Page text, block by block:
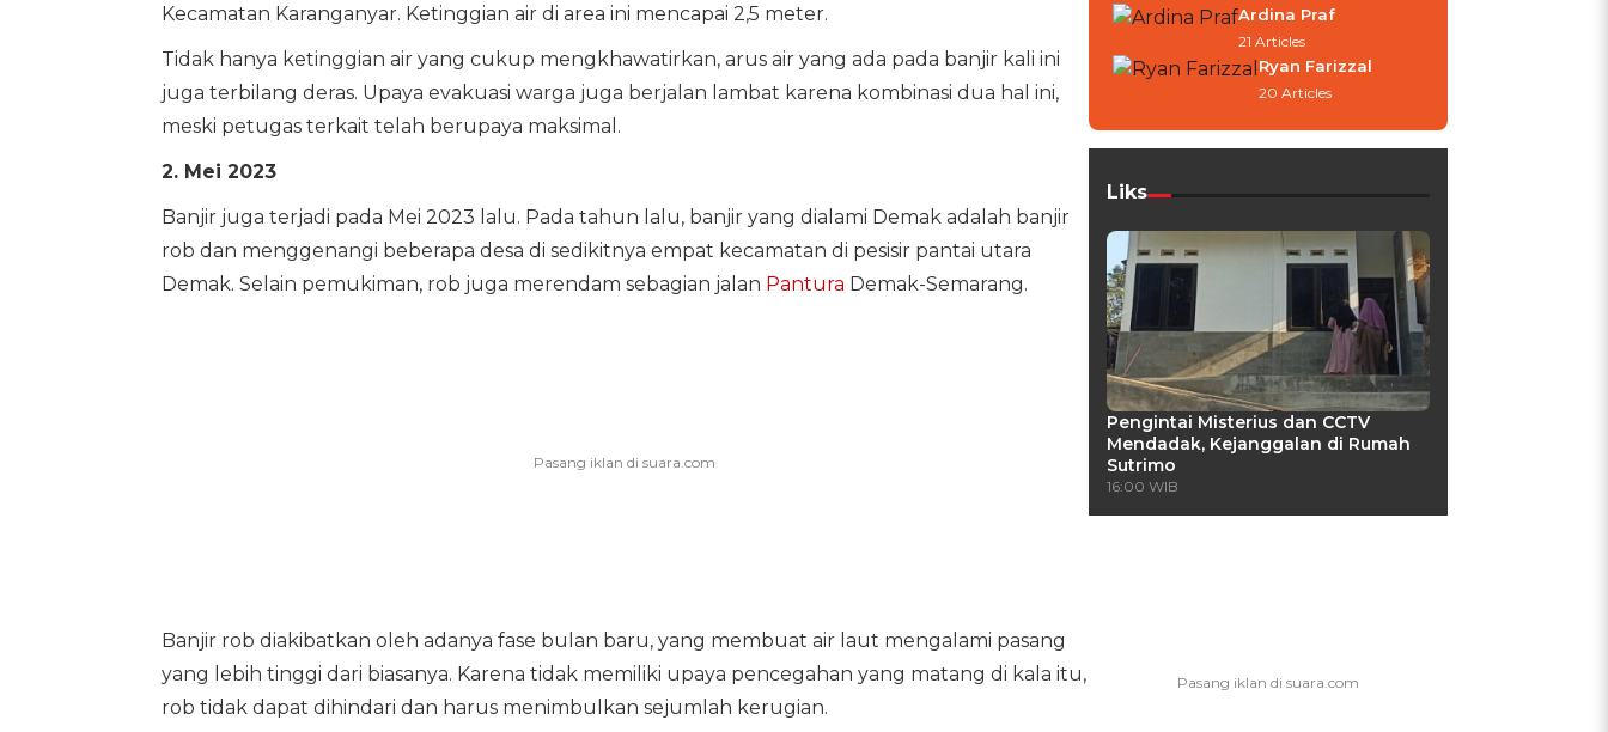
Kecamatan Karanganyar. Ketinggian air di area ini mencapai 2,5 meter.
Tidak hanya ketinggian air yang cukup mengkhawatirkan, arus air yang ada pada banjir kali ini
juga terbilang deras. Upaya evakuasi warga juga berjalan lambat karena kombinasi dua hal ini,
meski petugas terkait telah berupaya maksimal.
2. Mei 2023
Banjir juga terjadi pada Mei 2023 lalu. Pada tahun lalu, banjir yang dialami Demak adalah banjir
rob dan menggenangi beberapa desa di sedikitnya empat kecamatan di pesisir pantai utara
Demak. Selain pemukiman, rob juga merendam sebagian jalan Pantura Demak-Semarang.
Banjir rob diakibatkan oleh adanya fase bulan baru, yang membuat air laut mengalami pasang
yang lebih tinggi dari biasanya. Karena tidak memiliki upaya pencegahan yang matang di kala itu,
rob tidak dapat dihindari dan harus menimbulkan sejumlah kerugian.
Ardina Praf
21 Articles
Ryan Farizzal
20 Articles
Liks
Pengintai Misterius dan CCTV
Mendadak, Kejanggalan di Rumah
Sutrimo
16:00 WIB